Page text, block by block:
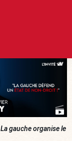
La gauche organise le